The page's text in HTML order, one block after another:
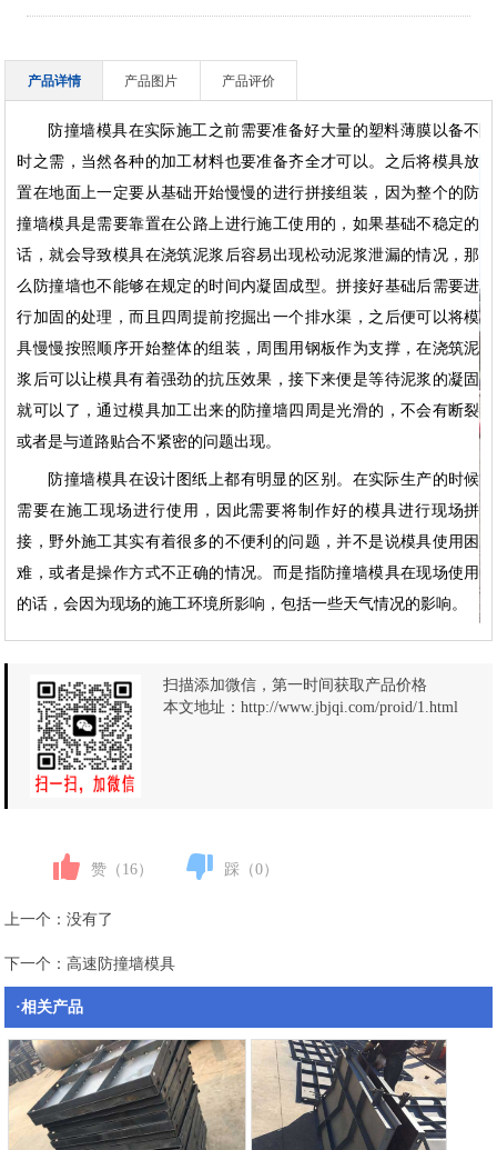
产品详情 产品图片 产品评价
防撞墙模具在实际施工之前需要准备好大量的塑料薄膜以备不
时之需，当然各种的加工材料也要准备齐全才可以。之后将模具放
置在地面上一定要从基础开始慢慢的进行拼接组装，因为整个的防
撞墙模具是需要靠置在公路上进行施工使用的，如果基础不稳定的
话，就会导致模具在浇筑泥浆后容易出现松动泥浆泄漏的情况，那
么防撞墙也不能够在规定的时间内凝固成型。拼接好基础后需要进
行加固的处理，而且四周提前挖掘出一个排水渠，之后便可以将模
具慢慢按照顺序开始整体的组装，周围用钢板作为支撑，在浇筑泥
浆后可以让模具有着强劲的抗压效果，接下来便是等待泥浆的凝固
就可以了，通过模具加工出来的防撞墙四周是光滑的，不会有断裂
或者是与道路贴合不紧密的问题出现。
防撞墙模具在设计图纸上都有明显的区别。在实际生产的时候
需要在施工现场进行使用，因此需要将制作好的模具进行现场拼
接，野外施工其实有着很多的不便利的问题，并不是说模具使用困
难，或者是操作方式不正确的情况。而是指防撞墙模具在现场使用
的话，会因为现场的施工环境所影响，包括一些天气情况的影响。
扫描添加微信，第一时间获取产品价格
本文地址：http://www.jbjqi.com/proid/1.html
赞（ 16） 踩（0）
上一个：没有了
下一个： 高速防撞墙模具
·相关产品